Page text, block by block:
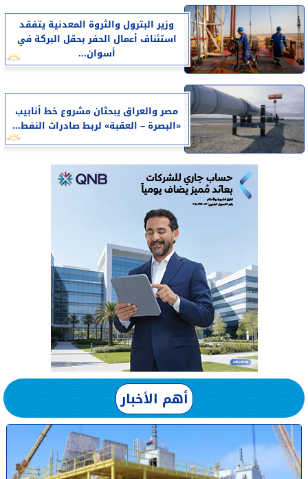
وزير البترول والثروة المعدنية يتفقد
استئناف أعمال الحفر بحقل البركة في
أسوان...
مصر والعراق يبحثان مشروع خط أنابيب
«البصرة – العقبة» لربط صادرات النفط...
أهم الأخبار